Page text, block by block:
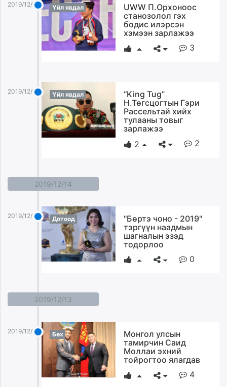
2019/12/18 Үйл явдал
UWW П.Орхоноос
станозолол гэх
бодис илэрсэн
хэмээн зарлажээ
3
2019/12/18 Үйл явдал
“King Tug”
Н.Төгсцогтын Гэри
Рассельтай хийх
тулааны товыг
зарлажээ
2
2
2019/12/14
2019/12/14 Дотоод
"Бөртэ чоно - 2019"
тэргүүн наадмын
шагналын эзэд
тодорлоо
0
2019/12/13
2019/12/13 Бөх
Монгол улсын
тамирчин Саид
Моллаи эхний
тойрогтоо ялагдав
4